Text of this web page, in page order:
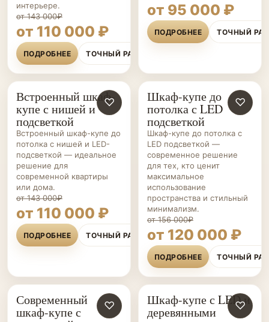
интерьере.
от 143 000₽
от 110 000 ₽
ПОДРОБНЕЕ ТОЧНЫЙ РАСЧЁТ
от 95 000 ₽
ПОДРОБНЕЕ ТОЧНЫЙ
ШКАФЫ-
КУПЕ НА ЗАКАЗ
♡
Встроенный шкаф-
купе с нишей и
подсветкой
Встроенный шкаф-купе до
потолка с нишей и LED-
подсветкой — идеальное
решение для
современной квартиры
или дома.
от 143 000₽
от 110 000 ₽
ПОДРОБНЕЕ ТОЧНЫЙ РАСЧЁТ
ШКАФЫ-
КУПЕ НА ЗАКАЗ
♡
Шкаф-купе до
потолка с LED
подсветкой
Шкаф-купе до потолка с
LED подсветкой —
современное решение
для тех, кто ценит
максимальное
использование
пространства и стильный
минимализм.
от 156 000₽
от 120 000 ₽
ПОДРОБНЕЕ ТОЧНЫЙ
ШКАФЫ-
КУПЕ НА ЗАКАЗ
♡
Современный
шкаф-купе с
ШКАФЫ-
КУПЕ НА ЗАКАЗ
♡
Шкаф-купе с LED и
деревянными